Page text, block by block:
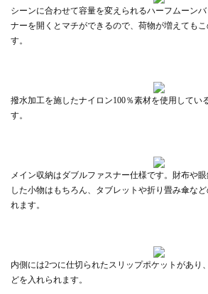
シーンに合わせて容量を変えられるハーフムーン
ナーを開くとマチができるので、荷物が増えても
す。
撥水加工を施したナイロン100％素材を使用してい
す。
メイン収納はダブルファスナー仕様です。財布や
した小物はもちろん、タブレットや折り畳み傘な
れます。
内側には2つに仕切られたスリップポケットがあり
どを入れられます。